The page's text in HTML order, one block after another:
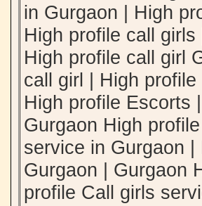
in Gurgaon | High
High profile call
High profile call girl
call girl | High
High profile Escorts
Gurgaon High
service in Gurgaon
Gurgaon | Gurgaon
profile Call girls